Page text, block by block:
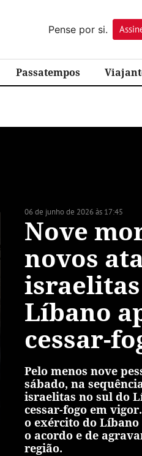
Pense por si.
Passatempos
06 de junho de 2026 às 17:45
Nove
novos
Líbano
cessar-
Pelo menos nove
sábado, na
israelitas no sul do
cessar-fogo em
o exército do
o acordo e de
região.